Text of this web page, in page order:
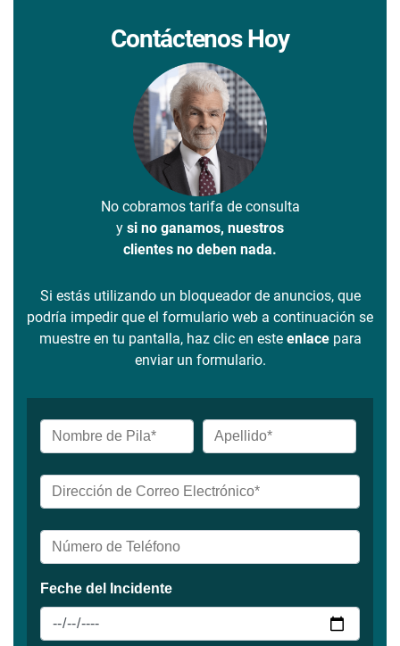
Contáctenos Hoy
No cobramos tarifa de consulta
y si no ganamos, nuestros
clientes no deben nada.
Si estás utilizando un bloqueador de anuncios, que
podría impedir que el formulario web a continuación se
muestre en tu pantalla, haz clic en este enlacepara
enviar un formulario.